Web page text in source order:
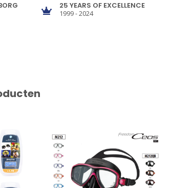
25 YEARS OF EXCELLENCE
1999 - 2024